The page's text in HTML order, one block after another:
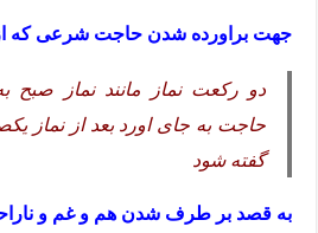
جهت براورده شدن حاجت شرعی که
دو رکعت نماز مانند نماز صبح
حاجت به جای اورد بعد از نماز
گفته شود
به قصد بر طرف شدن هم و غم و